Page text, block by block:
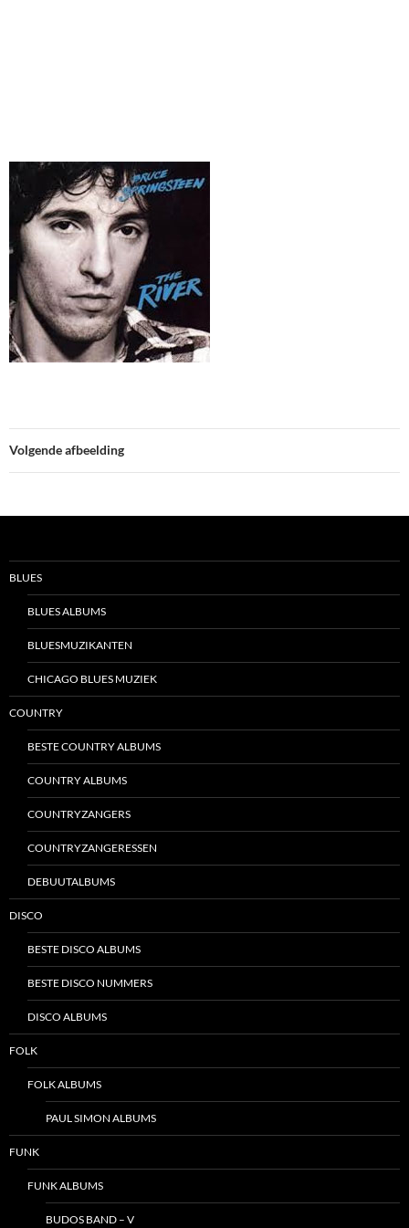
Volgende afbeelding
BLUES
BLUES ALBUMS
BLUESMUZIKANTEN
CHICAGO BLUES MUZIEK
COUNTRY
BESTE COUNTRY ALBUMS
COUNTRY ALBUMS
COUNTRYZANGERS
COUNTRYZANGERESSEN
DEBUUTALBUMS
DISCO
BESTE DISCO ALBUMS
BESTE DISCO NUMMERS
DISCO ALBUMS
FOLK
FOLK ALBUMS
PAUL SIMON ALBUMS
FUNK
FUNK ALBUMS
BUDOS BAND – V